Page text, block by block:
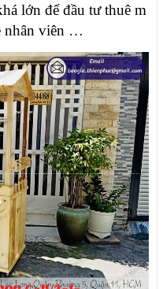
lớn để đầu tư thuê m
nhân viên …